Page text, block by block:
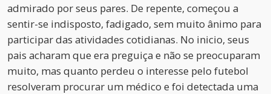
admirado por seus pares. De repente, começou a
sentir-se indisposto, fadigado, sem muito ânimo para
participar das atividades cotidianas. No inicio, seus
pais acharam que era preguiça e não se preocuparam
muito, mas quanto perdeu o interesse pelo futebol
resolveram procurar um médico e foi detectada uma